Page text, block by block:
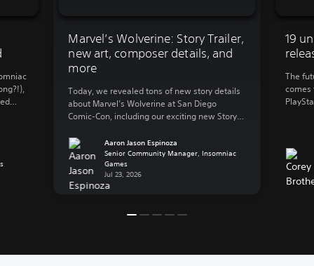
Marvel’s Wolverine: Story Trailer,
new art, composer details, and
more
Today, we revealed tons of new story details
about Marvel’s Wolverine at San Diego
Comic-Con, including our exciting new Story
make it to SDCC in person, so let’s catch you
up on everything that went down during our
panel. Insomniac Games’ Creative Director
Marcus Smith, Game Director […]
Aaron Jason Espinoza
Senior Community Manager, Insomniac
Games
Jul 23, 2026
19
The
comes
closer
[…]